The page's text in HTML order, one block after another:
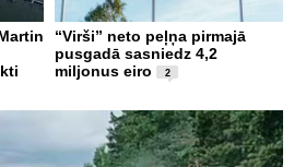
“Virši” neto peļņa pirmajā
pusgadā sasniedz 4,2
miljonus eiro
2